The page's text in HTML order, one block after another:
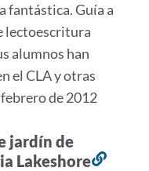
esta
sección
fantástica. Guía a
lectoescritura
alumnos han
el CLA y otras
de 2012
jardín de
Lakeshore